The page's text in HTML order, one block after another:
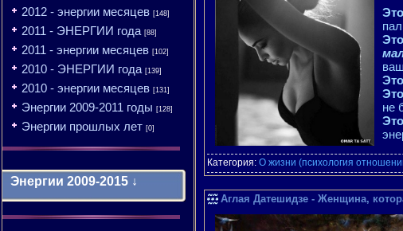
2012 - энергии месяцев [148]
2011 - ЭНЕРГИИ года [88]
2011 - энергии месяцев [102]
2010 - ЭНЕРГИИ года [139]
2010 - энергии месяцев [131]
Энергии 2009-2011 годы [128]
Энергии прошлых лет [0]
Энергии 2009-2015 ↓
не
Категория: О жизни (психология
Аглая Датешидзе - Женщина,